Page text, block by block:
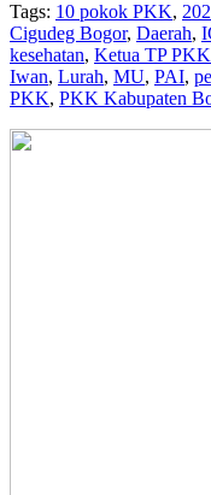
Tags: 10 pokok PKK,
Cigudeg Bogor, Daerah,
kesehatan, Ketua TP
Iwan, Lurah, MU, PAI,
PKK, PKK Kabupaten